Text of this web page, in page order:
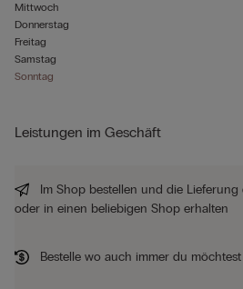
Mittwoch
Donnerstag
Freitag
Samstag
Sonntag
Leistungen im Geschäft
Im Shop bestellen und die
oder in einen beliebigen Shop erhalten
Bestelle wo auch immer du möchtest